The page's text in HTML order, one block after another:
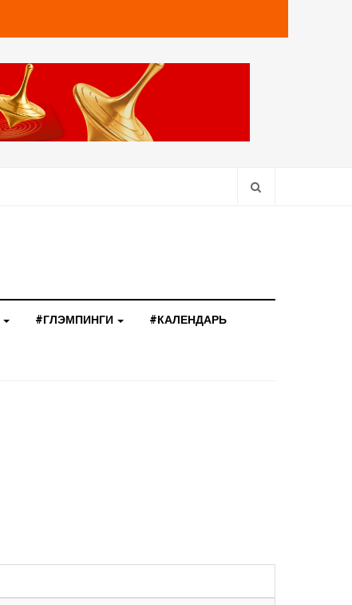
#ГЛЭМПИНГИ #КАЛЕНДАРЬ